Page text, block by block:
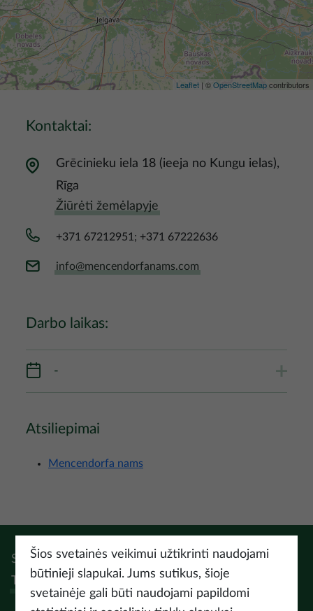
Leaflet | ©OpenStreetMapcontributors
Kontaktai:
Grēcinieku iela 18 (ieeja no Kungu ielas),
Rīga
Žiūrėti žemėlapyje
+371 67212951; +371 67222636
info@mencendorfanams.com
Darbo laikas:
-
Atsiliepimai
Mencendorfa nams
Sek:InstagramFacebookPinterest YoutubeThreads
Tiktok
Šios svetainės veikimui užtikrinti naudojami
būtinieji slapukai. Jums sutikus, šioje
svetainėje gali būti naudojami papildomi